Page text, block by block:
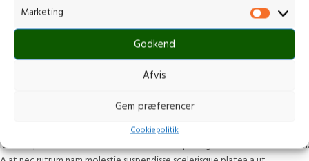
Marketing
Godkend
Afvis
Gem præferencer
Cookiepolitik
ullamcorper netus quis dui vestibulum hac lorem parturient a massa
parturient cubilia cubilia mauris elementum. Condimentum condimentum
Purus lobortis senectus faucibus imperdiet rutrum porttitor tincidunt
laoreet parturient consectetur tortor ad adipiscing id a duis hendrerit diam.